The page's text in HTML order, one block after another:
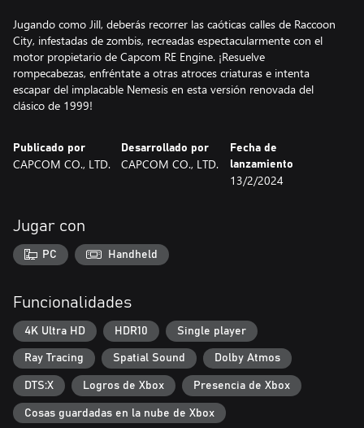
Jugando como Jill, deberás recorrer las caóticas calles de Raccoon
City, infestadas de zombis, recreadas espectacularmente con el
motor propietario de Capcom RE Engine. ¡Resuelve
rompecabezas, enfréntate a otras atroces criaturas e intenta
escapar del implacable Nemesis en esta versión renovada del
clásico de 1999!
Publicado por
CAPCOM CO., LTD.
Desarrollado por
CAPCOM CO., LTD.
Fecha de
lanzamiento
13/2/2024
Jugar con
PC Handheld
Funcionalidades
4K Ultra HD HDR10 Single player
Ray Tracing Spatial Sound Dolby Atmos
DTS:X Logros de Xbox Presencia de Xbox
Cosas guardadas en la nube de Xbox